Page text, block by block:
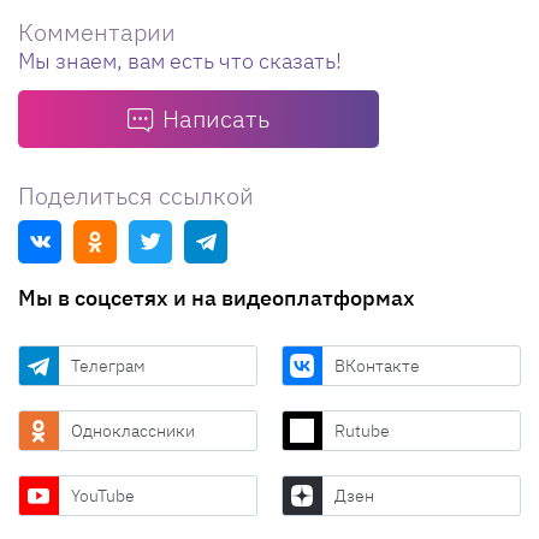
Комментарии
Мы знаем, вам есть что сказать!
Написать
Поделиться ссылкой
Мы в соцсетях и на видеоплатформах
Телеграм ВКонтакте
Одноклассники Rutube
YouTube Дзен